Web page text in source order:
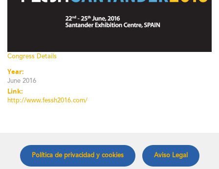
Congress Details
Year:
June 2016
Link:
http://www.fessh2016.com/
Política de privacidad y cookies Aviso Legal